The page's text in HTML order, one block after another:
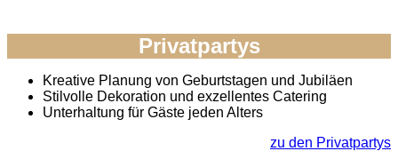
Privatpartys
Kreative Planung von Geburtstagen und Jubiläen
Stilvolle Dekoration und exzellentes Catering
Unterhaltung für Gäste jeden Alters
zu den Privatpartys